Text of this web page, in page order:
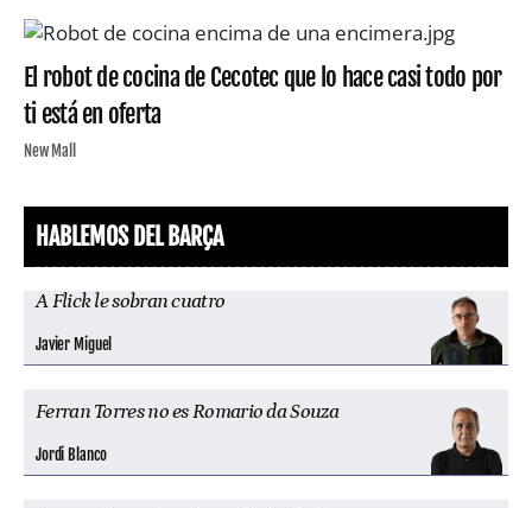
El robot de cocina de Cecotec que lo hace casi todo por
ti está en oferta
New Mall
HABLEMOS DEL BARÇA
A Flick le sobran cuatro
Javier Miguel
Ferran Torres no es Romario da Souza
Jordi Blanco